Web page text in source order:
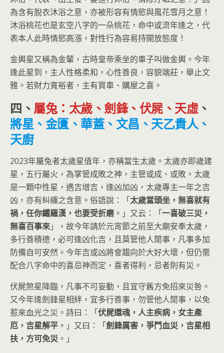
為含有脫衣沐浴之意，亦被形容有情慾與風花雪月之意！
沐浴桃花也是玄空八字的一朵桃花，命中或流年逢之，代
表本人此時情慾高漲，對性行為容易持開放態度！
金輿星又稱為金輦，古時皇帝乘坐的車子叫做金輿。今年
逢此星到，主人性格柔和，心性善良，容貌端莊，舉止文
雅。若財力寬裕者，主有買車、購屋之喜。
四、屬兔：太歲、劍鋒、伏屍、天虛、
將星、金匱、華蓋、文昌、天乙貴人、
天廚
2023年屬兔者太歲星值年，亦稱當生太歲。太歲亦即歲建
星，五行屬火，為掌管成敗之神，主管或成、或敗。太歲
是一顆中性星，遇吉增吉，逢凶加凶，太歲專主一年之吉
凶，亦有糾纏之含意。俗語說：「太歲當頭坐，無喜就有
禍，任你鐵羅漢，也要受折磨 。」又云：「一喜破三災，
無喜百事來」，故今年請於元宵節之前至大廟安奉太歲，
多行善積德，必可逢凶化吉，且莫管他人閒事，凡事多加
防備自可安然。今年吉或凶將會趨向於大好大壞，但仍需
配合八字命中的喜忌神而定，喜者得利，忌者則有災。
伏屍煞星降臨，凡事不可妄動，且宜守舊方免招來災咎。
又今年逢劍鋒星相絆，宜多行善事，勿管他人閒事，以免
惹來血光之災。詩曰：「伏屍還魂，人主疾病，女主產
厄，吉星解平 。」又曰：「劍鋒厲害，爭鬥血災，吉星相
扶，方可免災 。」